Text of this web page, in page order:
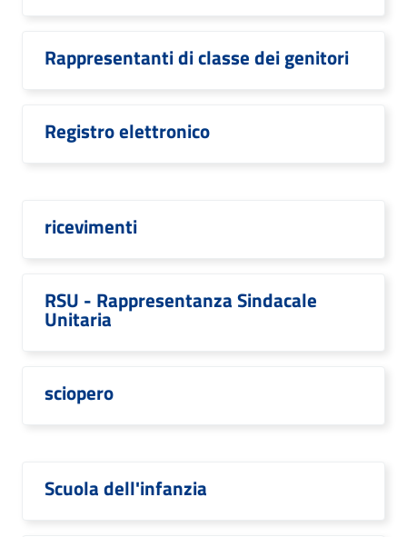
Rappresentanti di classe dei genitori
Registro elettronico
ricevimenti
RSU - Rappresentanza Sindacale
Unitaria
sciopero
Scuola dell'infanzia